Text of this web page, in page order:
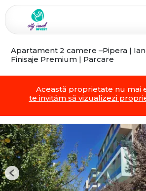
Apartament 2 camere –Pipera |
Finisaje Premium | Parcare
Această proprietate nu mai
te invităm să vizualizezi
Previous